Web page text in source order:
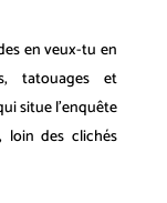
en veux-tu en
tatouages et
situe l’enquête
des clichés